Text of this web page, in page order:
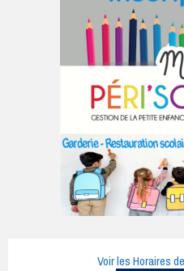
Voir les Horaires